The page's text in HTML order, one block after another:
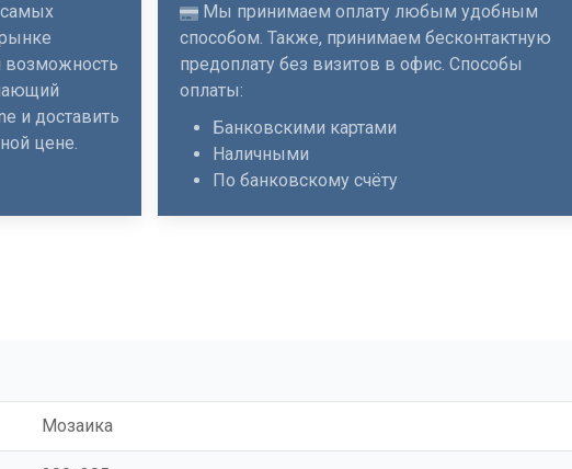
самых
и доставить
цене.
Мы принимаем оплату любым удобным
способом. Также, принимаем бесконтактную
предоплату без визитов в офис. Способы
оплаты:
Банковскими картами
Наличными
По банковскому счёту
Мозаика